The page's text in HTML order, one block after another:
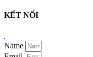
KẾT NỐI
Thẩm Mỹ Sen
Trị mụn
Name